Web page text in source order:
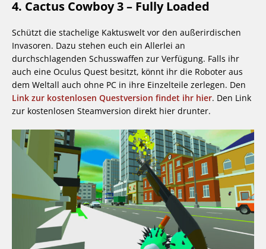
4. Cactus Cowboy 3 – Fully Loaded
Schützt die stachelige Kaktuswelt vor den außerirdischen
Invasoren. Dazu stehen euch ein Allerlei an
durchschlagenden Schusswaffen zur Verfügung. Falls ihr
auch eine Oculus Quest besitzt, könnt ihr die Roboter aus
dem Weltall auch ohne PC in ihre Einzelteile zerlegen. Den
Link zur kostenlosen Questversion findet ihr hier. Den Link
zur kostenlosen Steamversion direkt hier drunter.